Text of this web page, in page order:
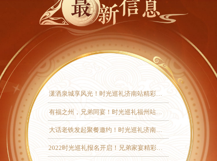
潇洒泉城享风光！时光巡礼济南站精彩回顾
有福之州，兄弟同宴！时光巡礼福州站报名开启
大话老铁发起聚餐邀约！时光巡礼济南站报名进行中！
2022时光巡礼报名开启！兄弟家宴精彩前瞻